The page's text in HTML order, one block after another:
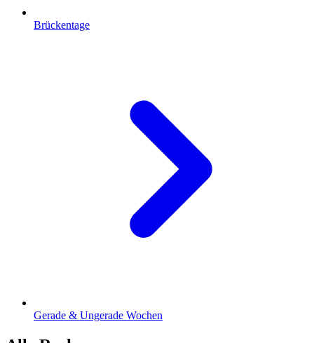
Brückentage
Gerade & Ungerade Wochen